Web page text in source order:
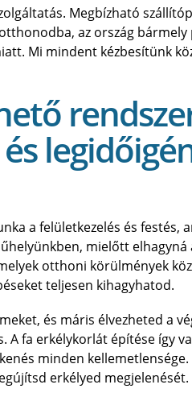
Megbízható
az ország
Mi mindent kézbesítünk
a felületkezelés és festés,
mielőtt elhagyná
otthoni körülmények
teljesen kihagyhatod.
és máris élvezheted a
fa erkélykorlát építése így
minden
erkélyed megjelenését.